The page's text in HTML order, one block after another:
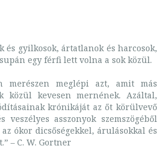
és gyilkosok, ártatlanok és harcosok,
egy férfi lett volna a sok közül.
merészen meglépi azt, amit más
közül kevesen mernének. Azáltal,
krónikáját az őt körülvevő
veszélyes asszonyok szemszögéből
ókor dicsőségekkel, árulásokkal és
– C. W. Gortner